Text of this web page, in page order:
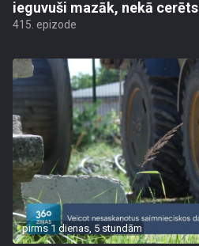
ieguvuši mazāk, nekā cerēts
415. epizode
pirms 1 dienas, 5 stundām